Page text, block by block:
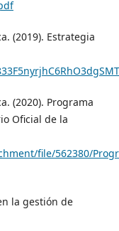
(2019). Estrategia
(2020). Programa
Oficial de la
file/562380/
la gestión de